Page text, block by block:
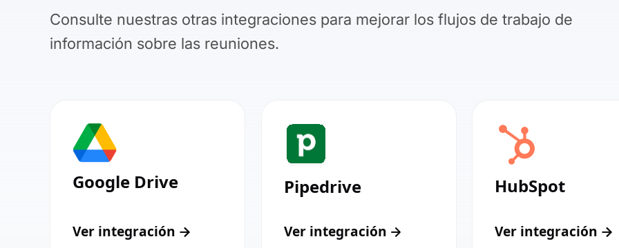
Consulte nuestras otras integraciones para mejorar los flujos de trabajo de
información sobre las reuniones.
Google Drive
Ver integración
Pipedrive
Ver integración
HubSpot
Ver integración